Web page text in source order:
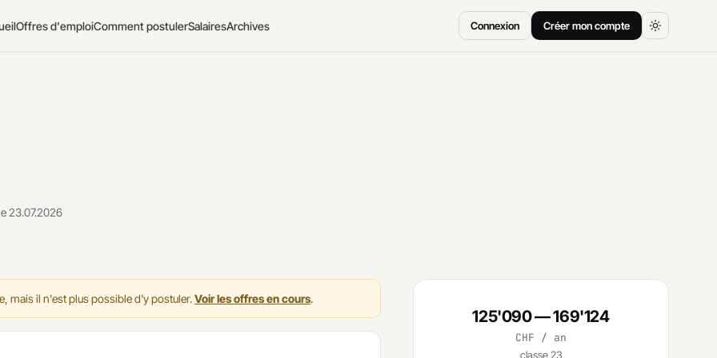
Offres d'emploiComment postulerSalairesArchives Connexion Créer mon compte
23.07.2026
mais il n'est plus possible d'y postuler.Voir les offres en cours.
125'090 — 169'124
CHF / an
classe 23